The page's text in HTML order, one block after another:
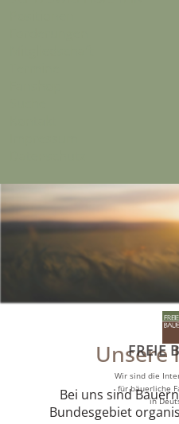
FREIE
Wir sind die
für bäuerliche
in
Unsere
Bei uns sind
Bundesgebiet